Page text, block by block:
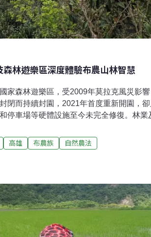
林遊樂區深度體驗布農山林智慧
家森林遊樂區，受2009年莫拉克風災影
閉而持續封園，2021年首度重新開園，卻
停車場等硬體設施至今未完全修復。林業
次走入藤枝，享受南台灣海拔1500公尺雲
林遊樂區園區因豐富的森林自然資源吸引
落產業的連結平台。森林遊樂區不只作為
展現地方的產業與文化，帶動周邊部落的
種山茶自台27線邦腹溪口的荖濃溪林道
續攀升。乘社區接駁車從主要道路彎進產
高雄 布農族 自然農法